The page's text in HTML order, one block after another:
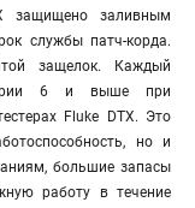
защищено заливным
службы патч-корда.
защелок. Каждый
6 и выше при
Fluke DTX. Это
но и
большие запасы
работу в течение